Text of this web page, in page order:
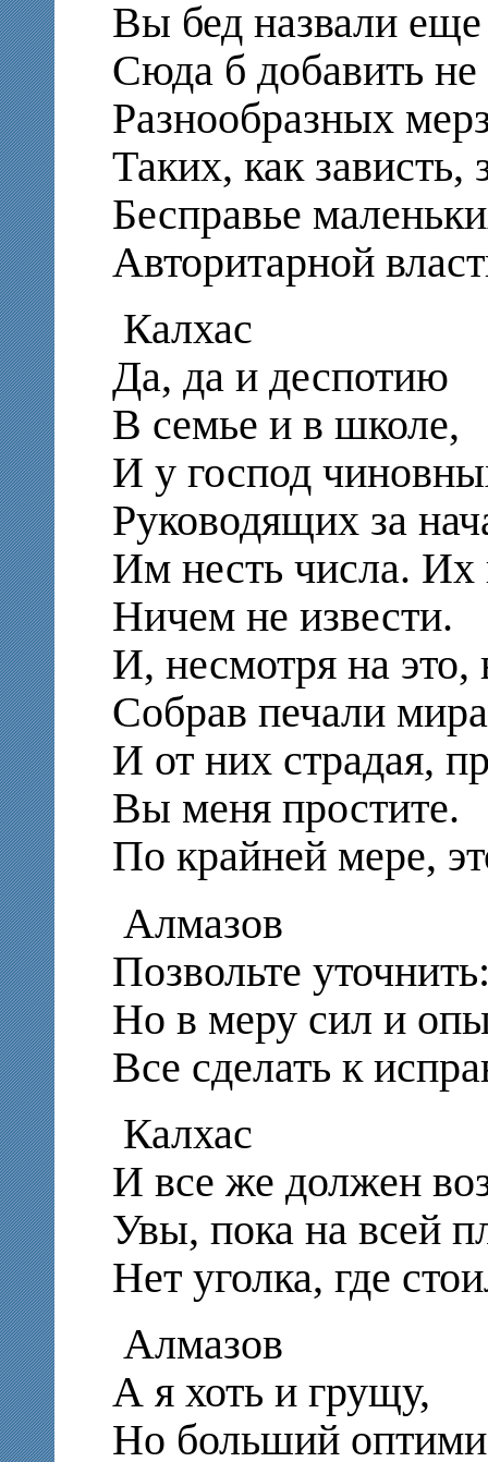
Вы бед назвали
Сюда б добавить
Разнообразных
Таких, как
Бесправье
Авторитарной
Калхас
Да, да и деспотию
В семье и в школе,
И у господ
Руководящих за
Им несть числа. Их
Ничем не извести.
И, несмотря на
Собрав печали мира
И от них страдая,
Вы меня простите.
По крайней мере,
Алмазов
Позвольте
Но в меру сил и
Все сделать к
Калхас
И все же должен
Увы, пока на всей
Нет уголка, где
Алмазов
А я хоть и грущу,
Но больший